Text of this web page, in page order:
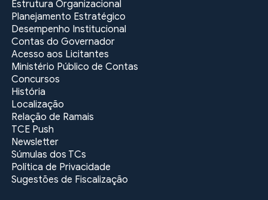
Estrutura Organizacional
Planejamento Estratégico
Desempenho Institucional
Contas do Governador
Acesso aos Licitantes
Ministério Público de Contas
Concursos
História
Localização
Relação de Ramais
TCE Push
Newsletter
Súmulas dos TCs
Política de Privacidade
Sugestões de Fiscalização